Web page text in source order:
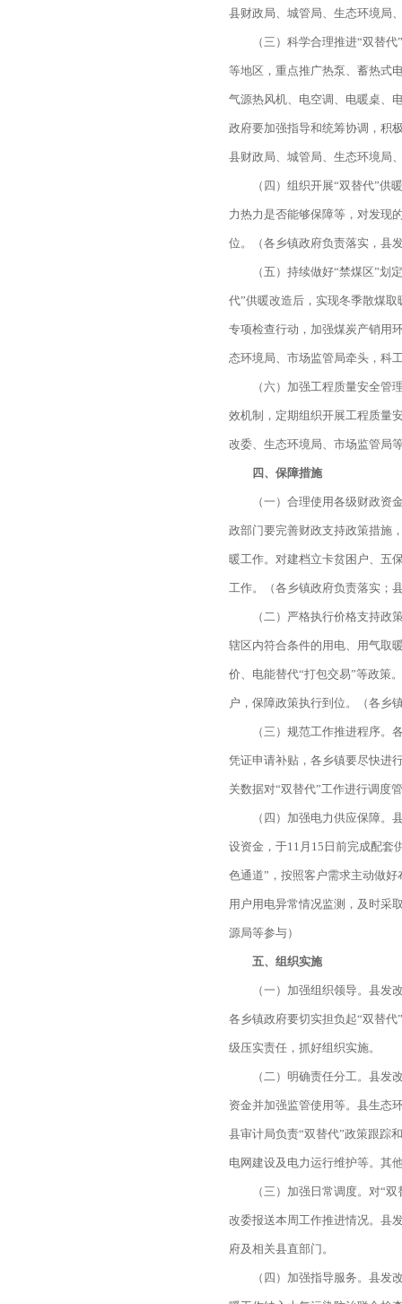
县财政局、城管局、生态环境局
（三）科学合理推进“双替
等地区，重点推广热泵、蓄热式
气源热风机、电空调、电暖桌、
政府要加强指导和统筹协调，积
县财政局、城管局、生态环境局
（四）组织开展“双替代”
力热力是否能够保障等，对发现
位。（各乡镇政府负责落实，县
（五）持续做好“禁煤区”
代”供暖改造后，实现冬季散煤
专项检查行动，加强煤炭产销用
态环境局、市场监管局牵头，科
（六）加强工程质量安全
效机制，定期组织开展工程质量
改委、生态环境局、市场监管局
四、保障措施
（一）合理使用各级财政
政部门要完善财政支持政策措施
暖工作。对建档立卡贫困户、五
工作。（各乡镇政府负责落实；
（二）严格执行价格支持
辖区内符合条件的用电、用气取
价、电能替代“打包交易”等政策
户，保障政策执行到位。（各乡
（三）规范工作推进程序
凭证申请补贴，各乡镇要尽快进
关数据对“双替代”工作进行调度
（四）加强电力供应保障
设资金，于11月15日前完成配套
色通道”，按照客户需求主动做
用户用电异常情况监测，及时采
源局等参与）
五、组织实施
（一）加强组织领导。县
各乡镇政府要切实担负起“双替
级压实责任，抓好组织实施。
（二）明确责任分工。县
资金并加强监管使用等。县生态
县审计局负责“双替代”政策跟踪
电网建设及电力运行维护等。其
（三）加强日常调度。对“
改委报送本周工作推进情况。县
府及相关县直部门。
（四）加强指导服务。县